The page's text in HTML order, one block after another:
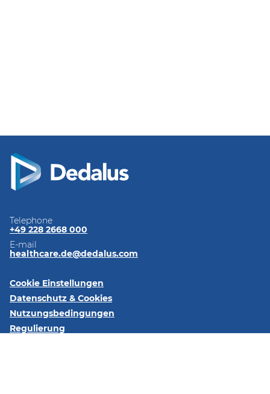
Telephone
+49 228 2668 000
E-mail
healthcare.de@dedalus.com
Cookie Einstellungen
Datenschutz & Cookies
Nutzungsbedingungen
Regulierung